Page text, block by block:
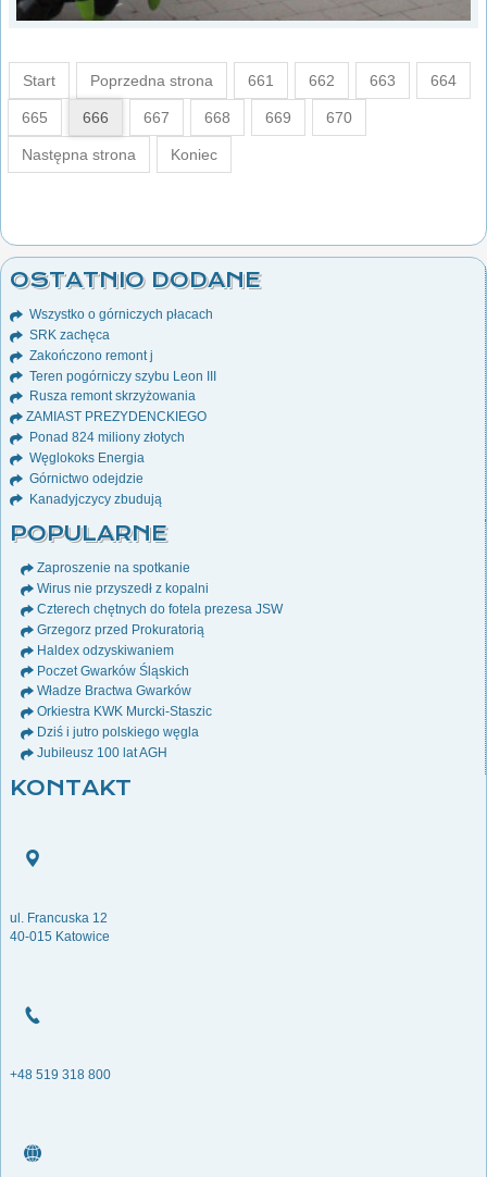
Start Poprzedna strona 661 662 663 664
665 666 667 668 669 670
Następna strona Koniec
OSTATNIO DODANE
Wszystko o górniczych płacach
SRK zachęca
Zakończono remont j
Teren pogórniczy szybu Leon III
Rusza remont skrzyżowania
ZAMIAST PREZYDENCKIEGO
Ponad 824 miliony złotych
Węglokoks Energia
Górnictwo odejdzie
Kanadyjczycy zbudują
POPULARNE
Zaproszenie na spotkanie
Wirus nie przyszedł z kopalni
Czterech chętnych do fotela prezesa JSW
Grzegorz przed Prokuratorią
Haldex odzyskiwaniem
Poczet Gwarków Śląskich
Władze Bractwa Gwarków
Orkiestra KWK Murcki-Staszic
Dziś i jutro polskiego węgla
Jubileusz 100 lat AGH
KONTAKT
ul. Francuska 12
40-015 Katowice
+48 519 318 800